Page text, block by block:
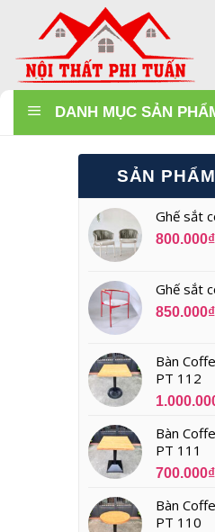
content
DANH MỤC SẢN
SẢN
Ghế sắt
800.000₫
Ghế sắt
850.000₫
Bàn
PT 112
Bàn
PT 111
700.000₫
Bàn
PT 110